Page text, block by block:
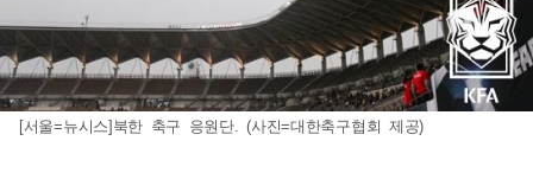
[서울=뉴시스]북한 축구 응원단. (사진=대한축구협회 제공)